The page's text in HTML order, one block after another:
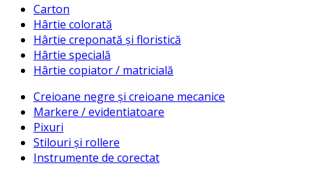
Carton
Hârtie colorată
Hârtie creponată și floristică
Hârtie specială
Hârtie copiator / matricială
Creioane negre și creioane mecanice
Markere / evidentiatoare
Pixuri
Stilouri și rollere
Instrumente de corectat